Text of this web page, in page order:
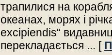
трапилися на
океанах, морях і
excipiendis“
перекладається ... [